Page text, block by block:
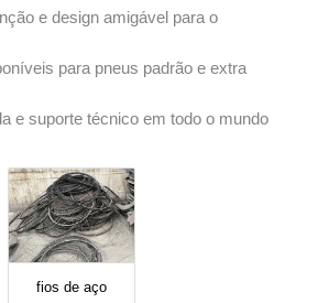
e design amigável para o
para pneus padrão e extra
e suporte técnico em todo o mundo
fios de aço